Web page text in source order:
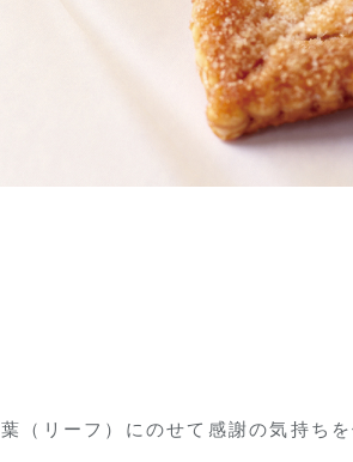
葉（リーフ）にのせて感謝の気持ちを